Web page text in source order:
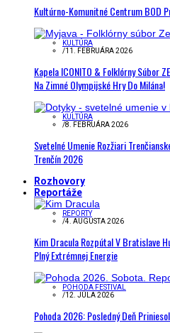
Kultúrno-Komunitné Centrum BOD
KULTÚRA
/11. FEBRUÁRA 2026
Kapela ICONITO & Folklórny Súbor
Na Zimné Olympijské Hry Do Milána!
KULTÚRA
/8. FEBRUÁRA 2026
Svetelné Umenie Rozžiari
Trenčín 2026
Rozhovory
Reportáže
REPORTY
/4. AUGUSTA 2026
Kim Dracula Rozpútal V Bratislave
Plný Extrémnej Energie
POHODA FESTIVAL
/12. JÚLA 2026
Pohoda 2026: Posledný Deň